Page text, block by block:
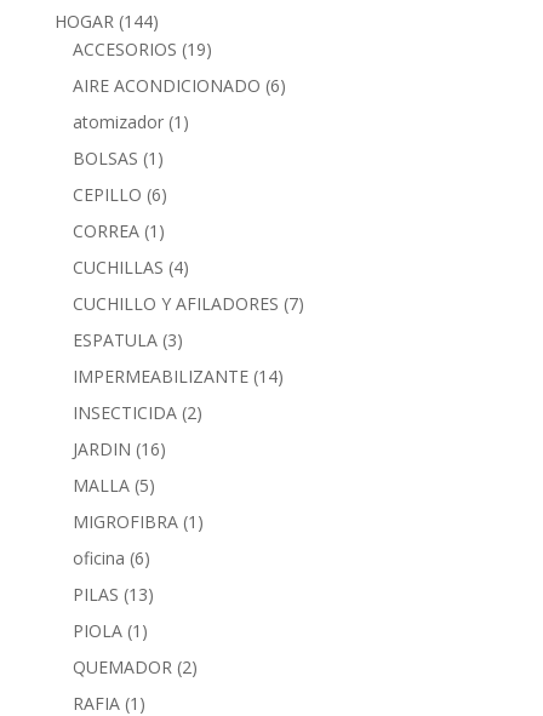
HOGAR (144)
ACCESORIOS (19)
AIRE ACONDICIONADO (6)
atomizador (1)
BOLSAS (1)
CEPILLO (6)
CORREA (1)
CUCHILLAS (4)
CUCHILLO Y AFILADORES (7)
ESPATULA (3)
IMPERMEABILIZANTE (14)
INSECTICIDA (2)
JARDIN (16)
MALLA (5)
MIGROFIBRA (1)
oficina (6)
PILAS (13)
PIOLA (1)
QUEMADOR (2)
RAFIA (1)